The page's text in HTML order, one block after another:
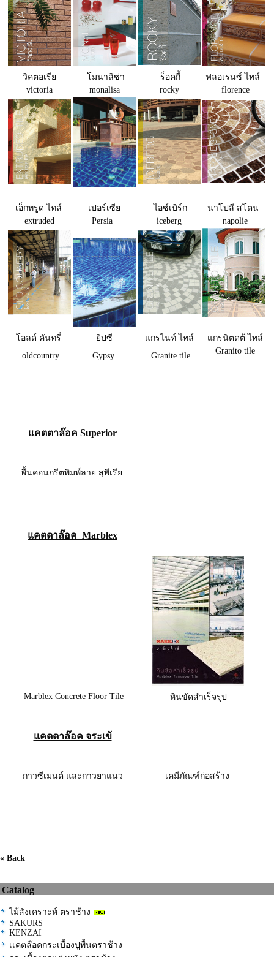
วิคตอเรีย โมนาลิซ่า ร็อคกี้
ฟลอเรนซ์ ไทล์
victoria
monalisa rocky florence
เอ็กทรูด ไทล์ เปอร์เซีย ไอซ์เบิร์ก
นาโปลี สโตน
extruded
Persia iceberg napolie
โอลด์ คันทรี่ ยิปซี แกรไนท์ ไทล์
แกรนิตดต้ ไทล์
oldcountry
Gypsy Granite tile
Granito tile
แคตตาล๊อค Superior
พื้นคอนกรีตพิมพ์ลาย สุพีเรีย
แคตตาล๊อค Marblex
Marblex Concrete Floor Tile หินขัดสำเร็จรุป
แคตตาล๊อค จระเข้
กาวซีเมนต์ และกาวยาแนว เคมีภัณฑ์ก่อสร้าง
« Back
Catalog
ไม้สังเคราะห์ ตราช้าง
SAKURS
KENZAI
เเคตล๊อคกระเบื้องปูพื้นตราช้าง